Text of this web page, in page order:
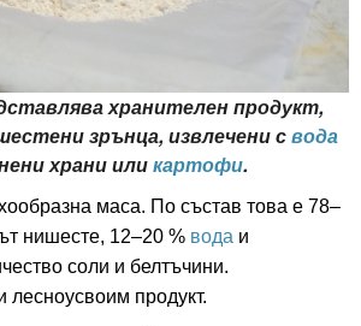
хранителен продукт,
зрънца, извлечени свода
храни иликартофи.
маса. По състав това е 78–
нишесте, 12–20 % вода и
соли и белтъчини.
лесноусвоим продукт.